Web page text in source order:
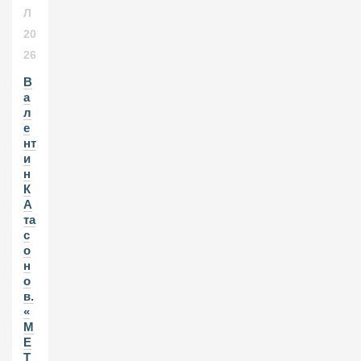
Л
20
26
В
а
л
е
нт
и
н
К
А
та
с
о
н
о
в.
«
М
Е
Т